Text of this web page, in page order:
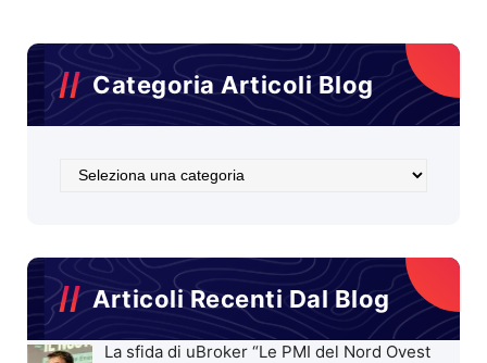
Categoria Articoli Blog
Categoria
Articoli Recenti Dal Blog
La sfida di uBroker “Le PMI del Nord Ovest